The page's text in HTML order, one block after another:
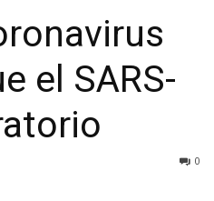
el SARS-
0